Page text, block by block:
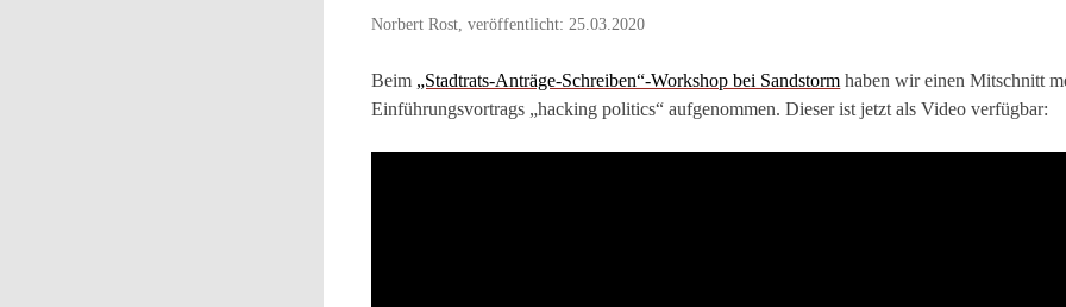
Norbert Rost, veröffentlicht: 25.03.2020
Beim „Stadtrats-Anträge-Schreiben“-Workshop bei Sandstorm haben wir einen Mitschnitt
Einführungsvortrags „hacking politics“ aufgenommen. Dieser ist jetzt als Video verfügbar: